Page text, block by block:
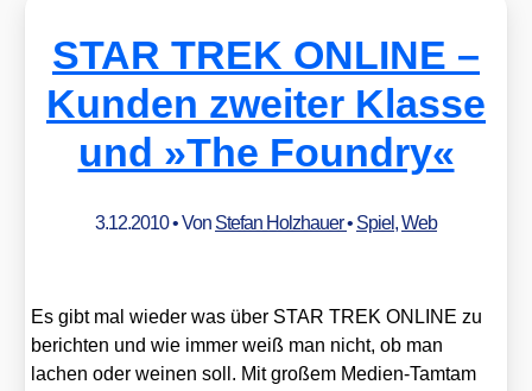
STAR TREK ONLINE –
Kunden zweiter Klasse
und »The Foundry«
3.12.2010• Von Stefan Holzhauer• Spiel,Web
Es gibt mal wie­der was über STAR TREK ONLINE zu
berich­ten und wie immer weiß man nicht, ob man
lachen oder wei­nen soll. Mit gro­ßem Medi­en-Tam­tam